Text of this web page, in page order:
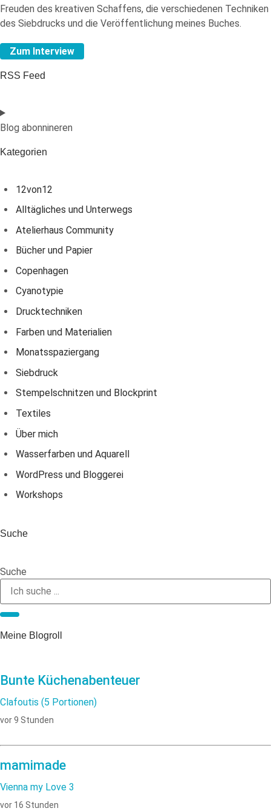
Freuden des kreativen Schaffens, die verschiedenen Techniken
des Siebdrucks und die Veröffentlichung meines Buches.
Zum Interview
RSS Feed
Blog abonnineren
Kategorien
12von12
Alltägliches und Unterwegs
Atelierhaus Community
Bücher und Papier
Copenhagen
Cyanotypie
Drucktechniken
Farben und Materialien
Monatsspaziergang
Siebdruck
Stempelschnitzen und Blockprint
Textiles
Über mich
Wasserfarben und Aquarell
WordPress und Bloggerei
Workshops
Suche
Suche
Meine Blogroll
Bunte Küchenabenteuer
Clafoutis (5 Portionen)
vor 9 Stunden
mamimade
Vienna my Love 3
vor 16 Stunden